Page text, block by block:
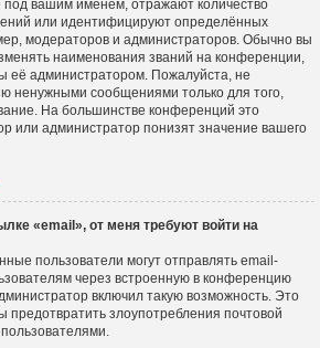
вашим именем, отражают количество
или идентифицируют определённых
модераторов и администраторов. Обычно вы
наименования званий на конференции,
её администратором. Пожалуйста, не
ненужными сообщениями только для того,
На большинстве конференций это
или администратор понизят значение вашего
«email», от меня требуют войти на
пользователи могут отправлять email-
через встроенную в конференцию
включил такую возможность. Это
предотвратить злоупотребления почтовой